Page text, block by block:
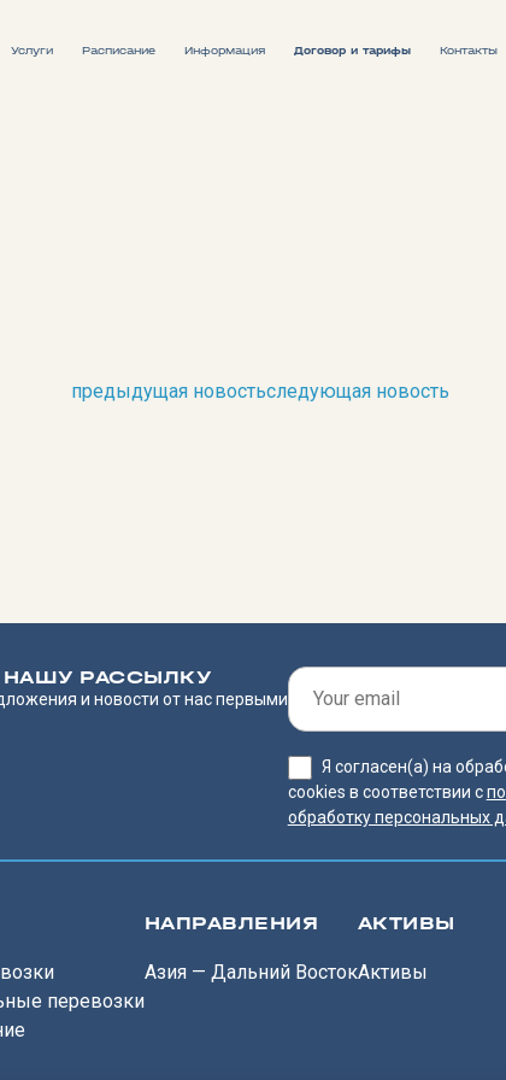
Услуги Расписание Информация Договор и тарифы Контакты
предыдущая новостьследующая новость
РАССЫЛКУ
и новости от нас первыми
Я согласен(а) на
cookies в соответствии с
обработку персональных
перевозки
НАПРАВЛЕНИЯ
Азия — Дальний Восток
АКТИВЫ
Активы